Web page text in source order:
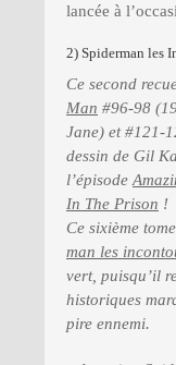
lancée à
2) Spiderman les
Ce second
Man #96-98
Jane) et #121-
dessin de Gil
l’épisode
In The Prison !
Ce sixième
man les
vert, puisqu’il
historiques
pire ennemi.